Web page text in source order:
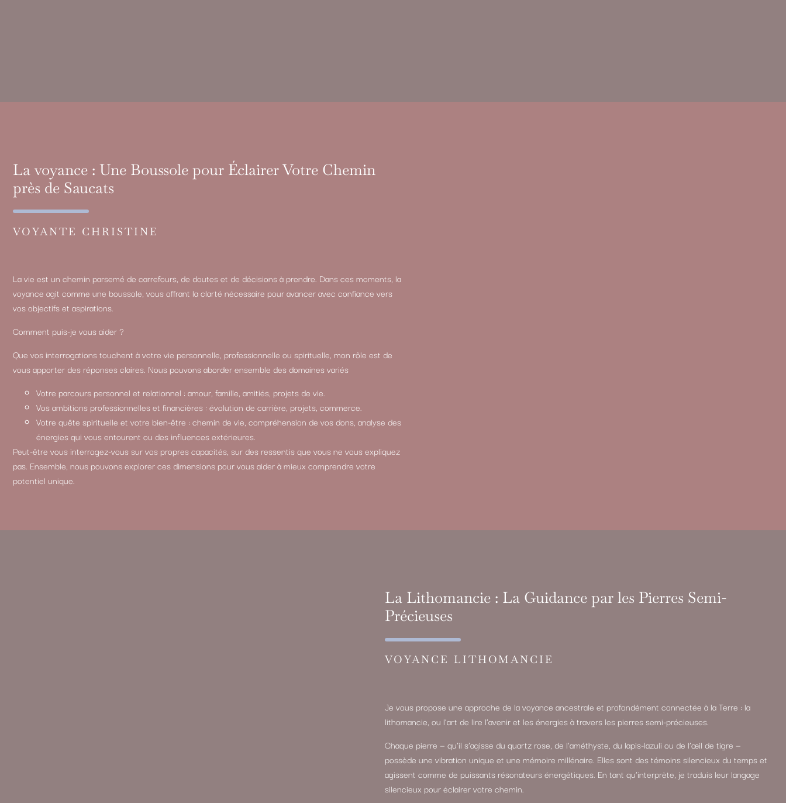
La voyance : Une Boussole pour Éclairer Votre Chemin
près de Saucats
VOYANTE CHRISTINE
La vie est un chemin parsemé de carrefours, de doutes et de décisions à prendre. Dans ces moments, la
voyance agit comme une boussole, vous offrant la clarté nécessaire pour avancer avec confiance vers
vos objectifs et aspirations.
Comment puis-je vous aider ?
Que vos interrogations touchent à votre vie personnelle, professionnelle ou spirituelle, mon rôle est de
vous apporter des réponses claires. Nous pouvons aborder ensemble des domaines variés
Votre parcours personnel et relationnel : amour, famille, amitiés, projets de vie.
Vos ambitions professionnelles et financières : évolution de carrière, projets, commerce.
Votre quête spirituelle et votre bien-être : chemin de vie, compréhension de vos dons, analyse des
énergies qui vous entourent ou des influences extérieures.
Peut-être vous interrogez-vous sur vos propres capacités, sur des ressentis que vous ne vous expliquez
pas. Ensemble, nous pouvons explorer ces dimensions pour vous aider à mieux comprendre votre
potentiel unique.
La Lithomancie : La Guidance par les Pierres Semi-
Précieuses
VOYANCE LITHOMANCIE
Je vous propose une approche de la voyance ancestrale et profondément connectée à la Terre : la
lithomancie, ou l’art de lire l’avenir et les énergies à travers les pierres semi-précieuses.
Chaque pierre — qu’il s’agisse du quartz rose, de l’améthyste, du lapis-lazuli ou de l’œil de tigre —
possède une vibration unique et une mémoire millénaire. Elles sont des témoins silencieux du temps et
agissent comme de puissants résonateurs énergétiques. En tant qu’interprète, je traduis leur langage
silencieux pour éclairer votre chemin.